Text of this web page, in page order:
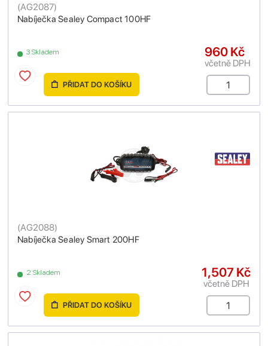
Nabíječka Sealey Compact 100HF
(AG2087)
3 Skladem 960 Kč
včetně DPH
PŘIDAT DO KOŠÍKU
Nabíječka Sealey Smart 200HF
(AG2088)
2 Skladem 1,507 Kč
včetně DPH
PŘIDAT DO KOŠÍKU